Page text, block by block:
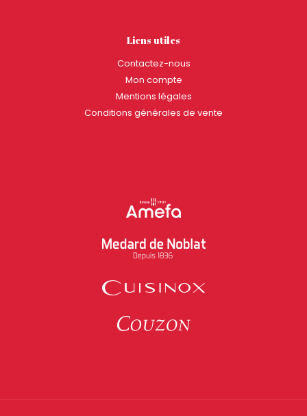
Liens utiles
Contactez-nous
Mon compte
Mentions légales
Conditions générales de vente